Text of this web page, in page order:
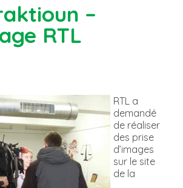
–
RTL
RTL a
demandé
de réaliser
des prise
d’images
sur le site
de la